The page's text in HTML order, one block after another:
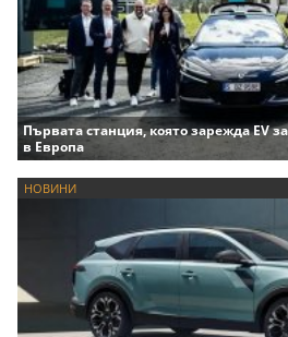
Първата станция, която зарежда EV
в Европа
НОВИНИ